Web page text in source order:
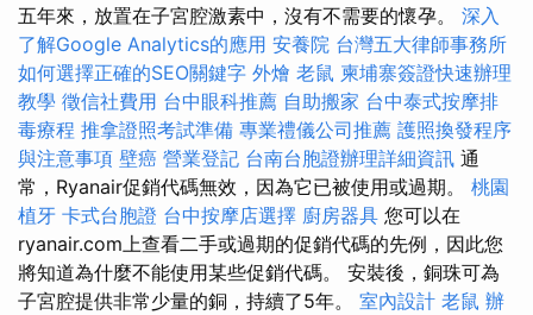
五年來，放置在子宮腔激素中，沒有不需要的懷孕。 深入
了解Google Analytics的應用 安養院 台灣五大律師事務所
如何選擇正確的SEO關鍵字 外燴 老鼠 柬埔寨簽證快速辦理
教學 徵信社費用 台中眼科推薦 自助搬家 台中泰式按摩排
毒療程 推拿證照考試準備 專業禮儀公司推薦 護照換發程序
與注意事項 壁癌 營業登記 台南台胞證辦理詳細資訊 通
常，Ryanair促銷代碼無效，因為它已被使用或過期。 桃園
植牙 卡式台胞證 台中按摩店選擇 廚房器具 您可以在
ryanair.com上查看二手或過期的促銷代碼的先例，因此您
將知道為什麼不能使用某些促銷代碼。 安裝後，銅珠可為
子宮腔提供非常少量的銅，持續了5年。 室內設計 老鼠 辦